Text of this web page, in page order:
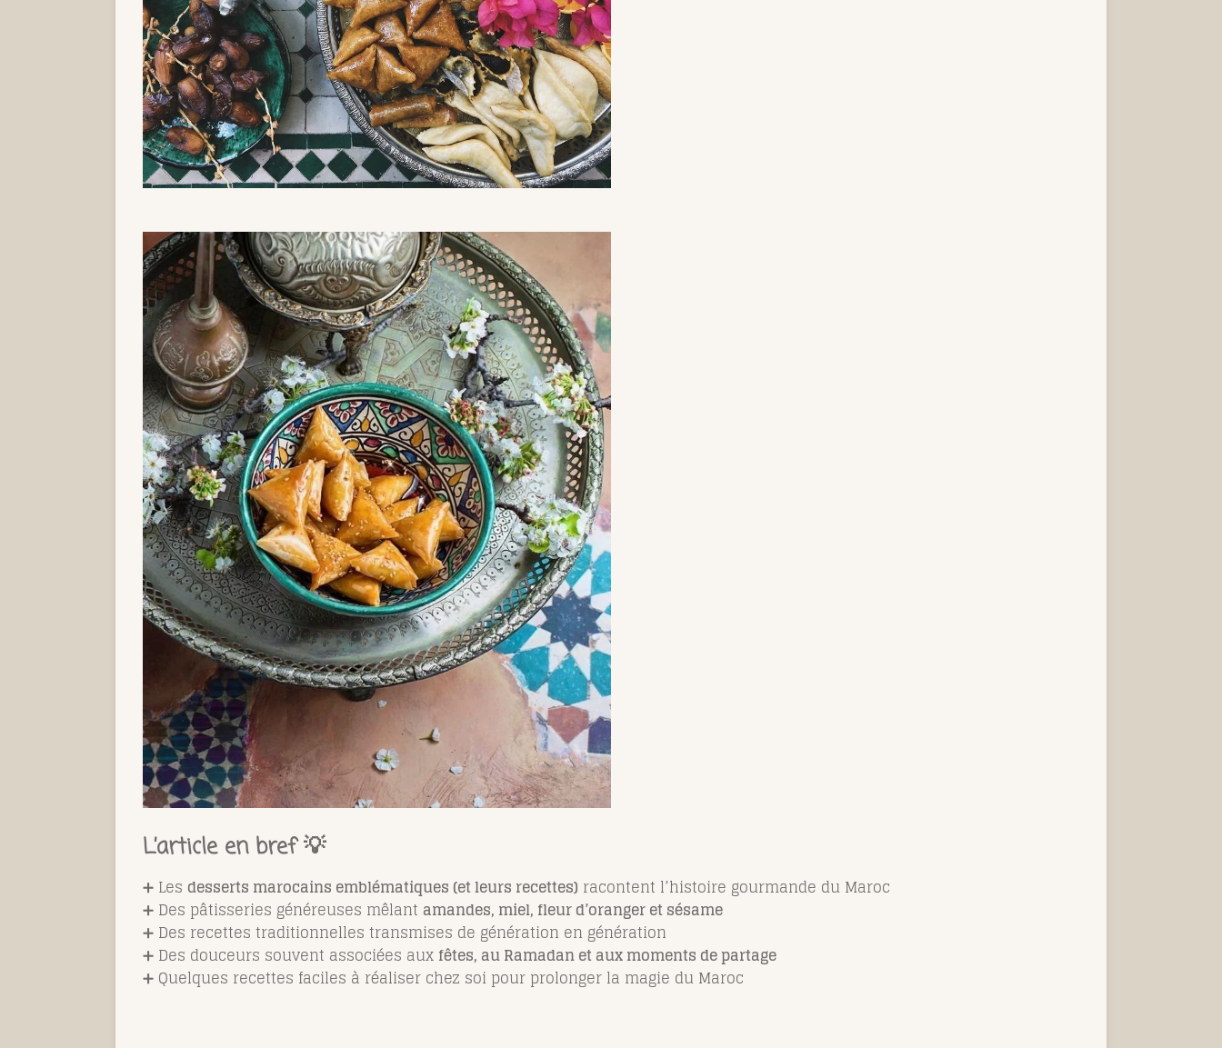
L’article en bref 💡
➕ Les desserts marocains emblématiques (et leurs recettes) racontent l’histoire gourmande du Maroc
➕ Des pâtisseries généreuses mêlant amandes, miel, fleur d’oranger et sésame
➕ Des recettes traditionnelles transmises de génération en génération
➕ Des douceurs souvent associées aux fêtes, au Ramadan et aux moments de partage
➕ Quelques recettes faciles à réaliser chez soi pour prolonger la magie du Maroc